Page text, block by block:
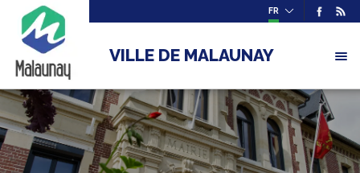
FR
VILLE DE MALAUNAY